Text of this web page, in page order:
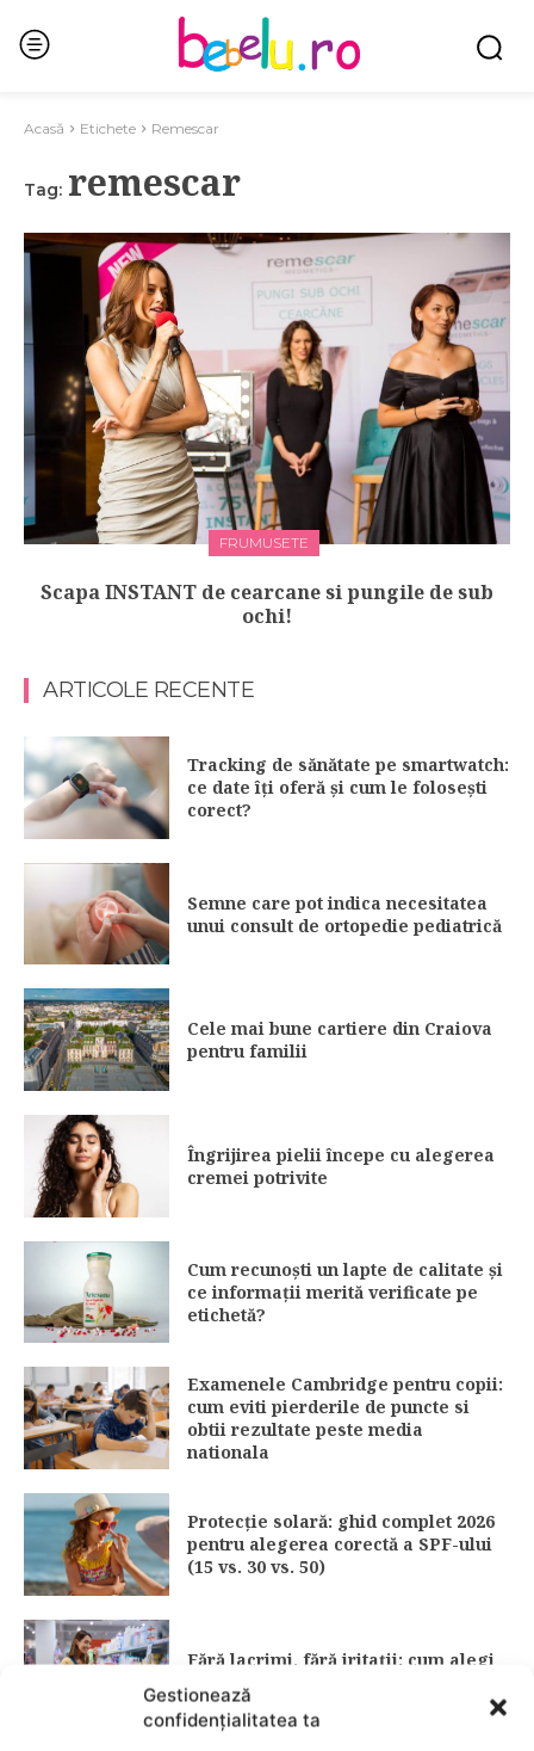
Gestionează
confidențialitatea ta
Acasă Etichete Remescar
Tag: remescar
FRUMUSETE
Scapa INSTANT de cearcane si pungile de sub
ochi!
ARTICOLE RECENTE
Tracking de sănătate pe smartwatch:
ce date îți oferă și cum le folosești
corect?
Semne care pot indica necesitatea
unui consult de ortopedie pediatrică
Cele mai bune cartiere din Craiova
pentru familii
Îngrijirea pielii începe cu alegerea
cremei potrivite
Cum recunoști un lapte de calitate și
ce informații merită verificate pe
etichetă?
Examenele Cambridge pentru copii:
cum eviti pierderile de puncte si
obtii rezultate peste media
nationala
Protecție solară: ghid complet 2026
pentru alegerea corectă a SPF-ului
(15 vs. 30 vs. 50)
Fără lacrimi, fără iritații: cum alegi
CATEGORII POPULARE